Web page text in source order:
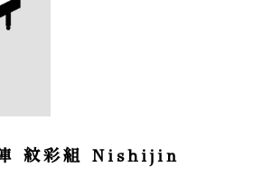
紋彩組 Nishijin